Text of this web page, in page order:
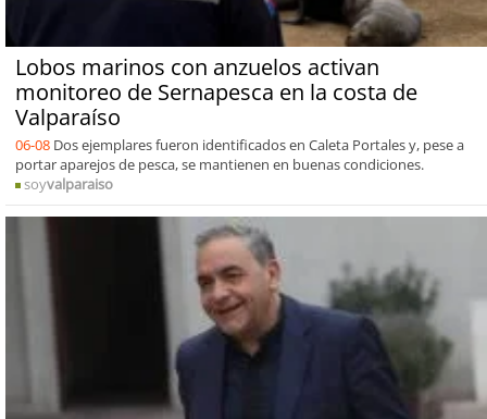
Lobos marinos con anzuelos activan
monitoreo de Sernapesca en la costa de
Valparaíso
06-08 Dos ejemplares fueron identificados en Caleta Portales y, pese a
portar aparejos de pesca, se mantienen en buenas condiciones.
soyvalparaiso